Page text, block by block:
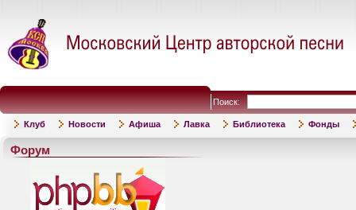
Поиск:
Клуб Новости Афиша Лавка Библиотека Фонды
Форум